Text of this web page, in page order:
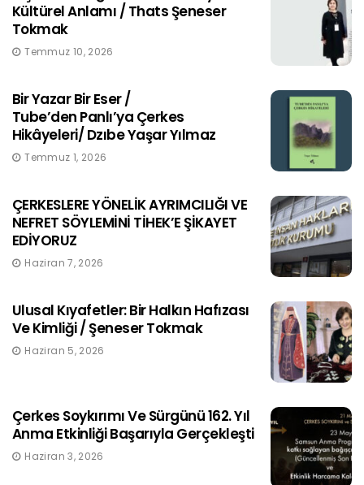
Kültürel Anlamı / Thats Şeneser
Tokmak
Temmuz 10, 2026
Bir Yazar Bir Eser /
Tube’den Panlı’ya Çerkes
Hikâyeleri/ Dzıbe Yaşar Yılmaz
Temmuz 1, 2026
ÇERKESLERE YÖNELİK AYRIMCILIĞI VE
NEFRET SÖYLEMİNİ TİHEK’E ŞİKAYET
EDİYORUZ
Haziran 7, 2026
Ulusal Kıyafetler: Bir Halkın Hafızası
Ve Kimliği / Şeneser Tokmak
Haziran 5, 2026
Çerkes Soykırımı Ve Sürgünü 162. Yıl
Anma Etkinliği Başarıyla Gerçekleşti
Haziran 3, 2026